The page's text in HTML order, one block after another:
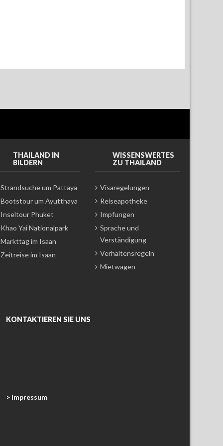
THAILAND IN
BILDERN
Strandsuche um Pattaya
Bootstour um Ayutthaya
Inseltour Phuket
Khao Yai Nationalpark
Markttag im Isaan
Zeitreise im Isaan
WISSENSWERTES
ZU THAILAND
Visaregelungen
Reiseapotheke
Impfungen
Sprache und
Verständigung
Verhaltensregeln
Mietwagen
KONTAKTIEREN SIE UNS
> Impressum